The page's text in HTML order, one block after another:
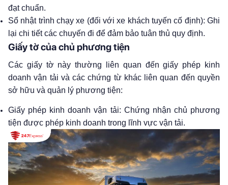
đạt chuẩn.
Sổ nhật trình chạy xe (đối với xe khách tuyến cố định): Ghi
lại chi tiết các chuyến đi để đảm bảo tuân thủ quy định.
Giấy tờ của chủ phương tiện
Các giấy tờ này thường liên quan đến giấy phép kinh
doanh vận tải và các chứng từ khác liên quan đến quyền
sở hữu và quản lý phương tiện:
Giấy phép kinh doanh vận tải: Chứng nhận chủ phương
tiện được phép kinh doanh trong lĩnh vực vận tải.